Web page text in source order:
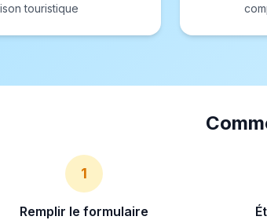
touristique
1
Remplir le formulaire